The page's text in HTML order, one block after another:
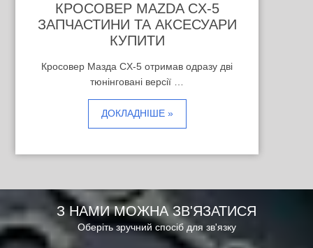
КРОСОВЕР MAZDA CX-5
ЗАПЧАСТИНИ ТА АКСЕСУАРИ
КУПИТИ
Кросовер Мазда CX-5 отримав одразу дві
тюнінговані версії …
ДОКЛАДНІШЕ »
З НАМИ МОЖНА ЗВ'ЯЗАТИСЯ
Оберіть зручний спосіб для зв'язку